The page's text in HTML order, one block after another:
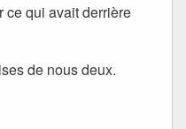
ce qui avait derrière
de nous deux.